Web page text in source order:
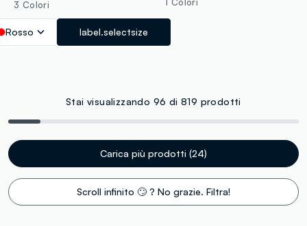
3 Colori
Rosso label.selectsize
Stai visualizzando 96 di 819 prodotti
Carica più prodotti (24)
Scroll infinito 🙄 ? No grazie. Filtra!